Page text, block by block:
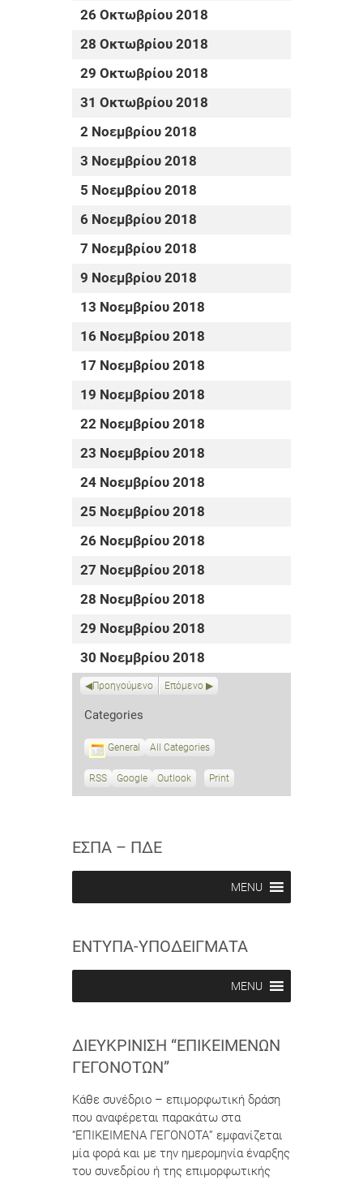
26 Οκτωβρίου 2018
28 Οκτωβρίου 2018
29 Οκτωβρίου 2018
31 Οκτωβρίου 2018
2 Νοεμβρίου 2018
3 Νοεμβρίου 2018
5 Νοεμβρίου 2018
6 Νοεμβρίου 2018
7 Νοεμβρίου 2018
9 Νοεμβρίου 2018
13 Νοεμβρίου 2018
16 Νοεμβρίου 2018
17 Νοεμβρίου 2018
19 Νοεμβρίου 2018
22 Νοεμβρίου 2018
23 Νοεμβρίου 2018
24 Νοεμβρίου 2018
25 Νοεμβρίου 2018
26 Νοεμβρίου 2018
27 Νοεμβρίου 2018
28 Νοεμβρίου 2018
29 Νοεμβρίου 2018
30 Νοεμβρίου 2018
Προηγούμενο Επόμενο
Categories
General All Categories
RSS
S
r
Google
S
r
Outlook Print
ΕΣΠΑ – ΠΔΕ
MENU
ΕΝΤΥΠΑ-ΥΠΟΔΕΙΓΜΑΤΑ
MENU
ΔΙΕΥΚΡΊΝΙΣΗ “ΕΠΙΚΕΊΜΕΝΩΝ
ΓΕΓΟΝΌΤΩΝ”
Κάθε συνέδριο – επιμορφωτική δράση
που αναφέρεται παρακάτω στα
“ΕΠΙΚΕΙΜΕΝΑ ΓΕΓΟΝΟΤΑ” εμφανίζεται
μία φορά και με την ημερομηνία έναρξης
του συνεδρίου ή της επιμορφωτικής